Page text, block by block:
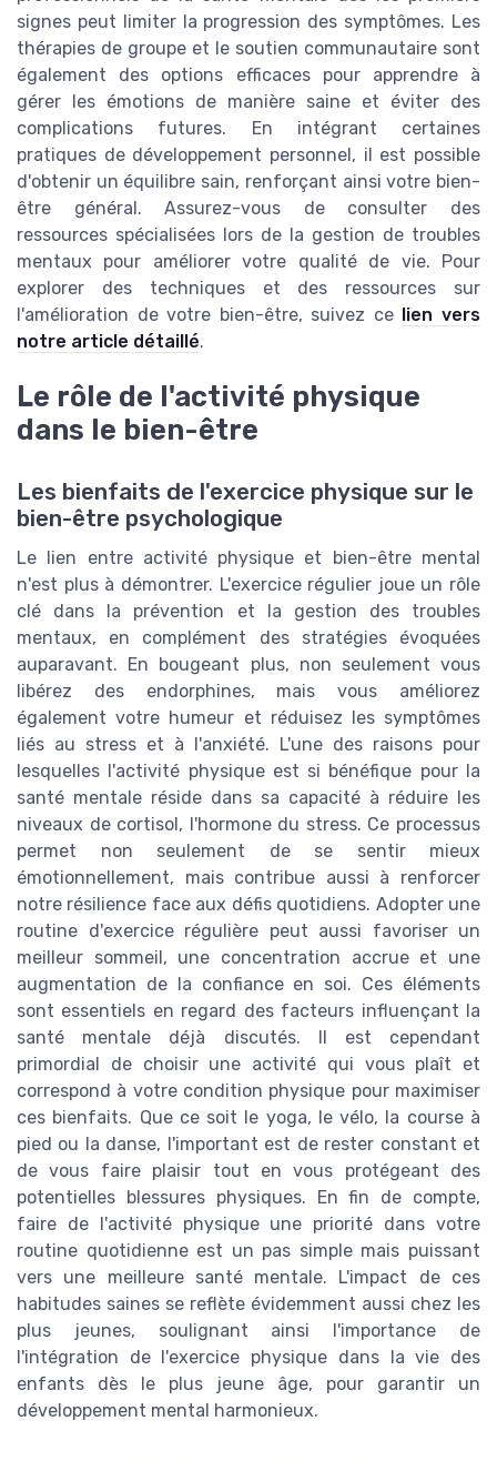
signes peut limiter la progression des symptômes. Les
thérapies de groupe et le soutien communautaire sont
également des options efficaces pour apprendre à
gérer les émotions de manière saine et éviter des
complications futures. En intégrant certaines
pratiques de développement personnel, il est possible
d'obtenir un équilibre sain, renforçant ainsi votre bien-
être général. Assurez-vous de consulter des
ressources spécialisées lors de la gestion de troubles
mentaux pour améliorer votre qualité de vie. Pour
explorer des techniques et des ressources sur
l'amélioration de votre bien-être, suivez ce lien vers
notre article détaillé.
Le rôle de l'activité physique
dans le bien-être
Les bienfaits de l'exercice physique sur le
bien-être psychologique
Le lien entre activité physique et bien-être mental
n'est plus à démontrer. L'exercice régulier joue un rôle
clé dans la prévention et la gestion des troubles
mentaux, en complément des stratégies évoquées
auparavant. En bougeant plus, non seulement vous
libérez des endorphines, mais vous améliorez
également votre humeur et réduisez les symptômes
liés au stress et à l'anxiété. L'une des raisons pour
lesquelles l'activité physique est si bénéfique pour la
santé mentale réside dans sa capacité à réduire les
niveaux de cortisol, l'hormone du stress. Ce processus
permet non seulement de se sentir mieux
émotionnellement, mais contribue aussi à renforcer
notre résilience face aux défis quotidiens. Adopter une
routine d'exercice régulière peut aussi favoriser un
meilleur sommeil, une concentration accrue et une
augmentation de la confiance en soi. Ces éléments
sont essentiels en regard des facteurs influençant la
santé mentale déjà discutés. Il est cependant
primordial de choisir une activité qui vous plaît et
correspond à votre condition physique pour maximiser
ces bienfaits. Que ce soit le yoga, le vélo, la course à
pied ou la danse, l'important est de rester constant et
de vous faire plaisir tout en vous protégeant des
potentielles blessures physiques. En fin de compte,
faire de l'activité physique une priorité dans votre
routine quotidienne est un pas simple mais puissant
vers une meilleure santé mentale. L'impact de ces
habitudes saines se reflète évidemment aussi chez les
plus jeunes, soulignant ainsi l'importance de
l'intégration de l'exercice physique dans la vie des
enfants dès le plus jeune âge, pour garantir un
développement mental harmonieux.